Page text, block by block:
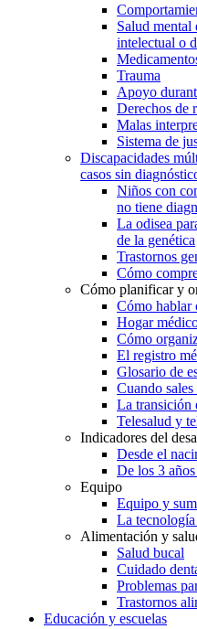
Salud mental
intelectual o
Trauma
Apoyo
Derechos de
Malas
Sistema de
Discapacidades
casos sin
Niños con
no tiene
La odisea
de la genética
Trastornos
Cómo
Cómo planificar y
Cómo hablar
Hogar
Cómo
El registro
Glosario de
Cuando
La transición
Telesalud y
Indicadores del
Desde el
De los 3
Equipo
Equipo y
La tecnología
Alimentación y
Salud bucal
Cuidado
Problemas
Trastornos
Educación y escuelas